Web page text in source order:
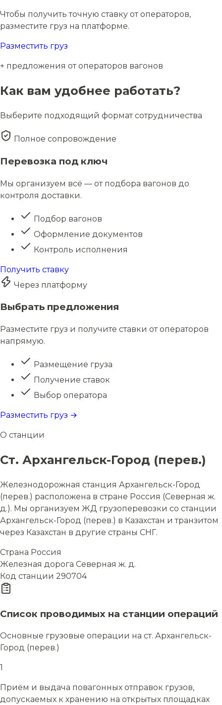
Чтобы получить точную ставку от операторов,
разместите груз на платформе.
Разместить груз
+ предложения от операторов вагонов
Как вам удобнее работать?
Выберите подходящий формат сотрудничества
Полное сопровождение
Перевозка под ключ
Мы организуем всё — от подбора вагонов до
контроля доставки.
Подбор вагонов
Оформление документов
Контроль исполнения
Получить ставку
Через платформу
Выбрать предложения
Разместите груз и получите ставки от операторов
напрямую.
Размещение груза
Получение ставок
Выбор оператора
Разместить груз →
О станции
Ст. Архангельск-Город (перев.)
Железнодорожная станция Архангельск-Город
(перев.) расположена в стране Россия (Северная ж.
д.). Мы организуем ЖД грузоперевозки со станции
Архангельск-Город (перев.) в Казахстан и транзитом
через Казахстан в другие страны СНГ.
Страна Россия
Железная дорога Северная ж. д.
Код станции 290704
Список проводимых на станции операций
Основные грузовые операции на ст. Архангельск-
Город (перев.)
1
Приём и выдача повагонных отправок грузов,
допускаемых к хранению на открытых площадках